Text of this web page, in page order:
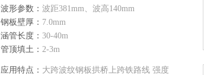
波形参数：波距381mm、波高140mm
钢板壁厚： 7.0mm
涵管长度：30-40m
管顶填土：2-3m
应用特点： 大跨波纹钢板拱桥上跨铁路线 强度